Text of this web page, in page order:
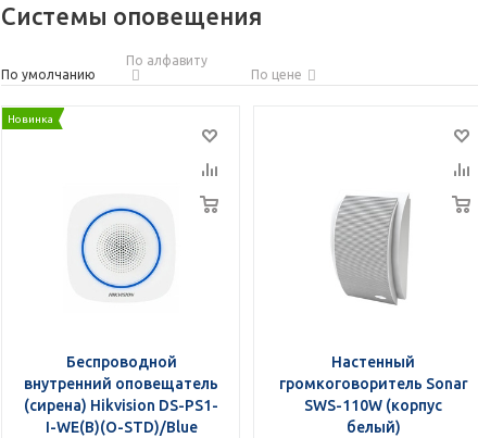
Системы оповещения
По умолчанию
По алфавиту
По цене
Новинка
Беспроводной
внутренний оповещатель
(сирена) Hikvision DS-PS1-
I-WE(B)(O-STD)/Blue
Настенный
громкоговоритель Sonar
SWS-110W (корпус
белый)